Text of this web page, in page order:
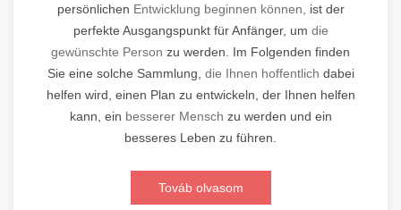
persönlichen Entwicklung beginnen können,
ist der
perfekte Ausgangspunkt für Anfänger, um die
gewünschte Person zu werden. Im Folgenden finden
Sie eine solche Sammlung, die Ihnen hoffentlich dabei
helfen wird, einen Plan zu entwickeln, der Ihnen helfen
kann, ein besserer Mensch zu werden und ein
besseres Leben zu führen.
Továb olvasom